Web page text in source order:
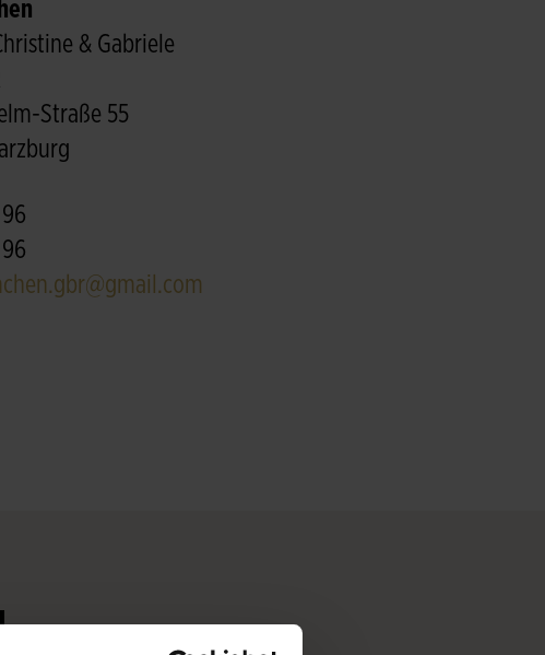
& Gabriele
Straße 55